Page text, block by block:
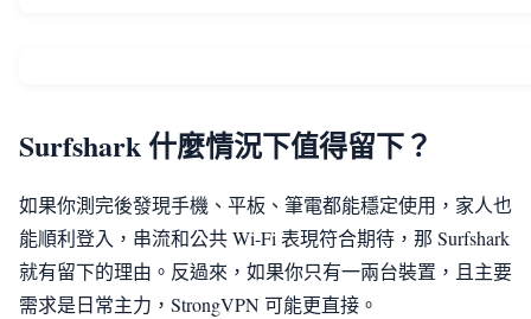
Surfshark 什麼情況下值得留下？
如果你測完後發現手機、平板、筆電都能穩定使用，家人也
能順利登入，串流和公共 Wi-Fi 表現符合期待，那 Surfshark
就有留下的理由。反過來，如果你只有一兩台裝置，且主要
需求是日常主力，StrongVPN 可能更直接。